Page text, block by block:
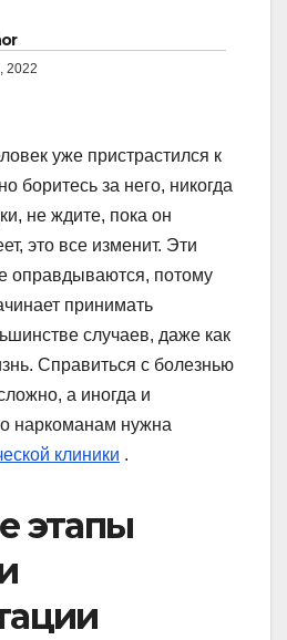
2022
уже пристрастился к
боритесь за него, никогда
не ждите, пока он
это все изменит. Эти
оправдываются, потому
принимать
случаев, даже как
Справиться с болезнью
а иногда и
наркоманам нужна
клиники .
этапы